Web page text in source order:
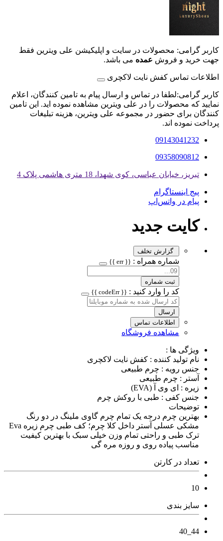
کاربر گرامی: محصولات در سایت و اپلیکیشن علی ویترین فقط
جهت خرید و فروش عمده می باشد.
اطلاعات تماس کفش نایت لاکچری
کاربر گرامی:لطفا در تماس و ارسال پیام به تامین کنندگان، اعلام
نمایید که محصولات را در علی ویترین مشاهده نموده اید. این تامین
کنندگان برای حضور در مجموعه علی ویترین، هزینه تبلیغات
پرداخت نموده اند.
09143041232
09358090812
تبریز، خیابان عباسی، کوی شهدا، 18 متری هاشمی پلاک 4
پیج اینستاگرام
پیام در واتس‌اپ
کایت جدید
گزارش تخلف
شماره همراه : {{ err }}
ثبت شماره
کد را وارد کنید : {{ codeErr }}
ارسال
اطلاعات تماس
مشاهده فروشگاه
ویژگی ها :
نام تولید کننده : کفش نایت لاکچری
جنس رویه : چرم طبیعی
آستر : چرم طبیعی
زیره : ای وی آ (EVA)
جنس کفی : طبی با روکش چرم
توضیحات
بهترین چرم درجه یک تمام چرم گاوی ملینگ در دو رنگ
مشکی عسلی آستر داخل کلا چرم؛ کف طبی چرم زیره Eva
ترک طبی و راحتی تمام وزن خیلی سبک با بهترین کیفیت
مناسب پیاده روی و روزه مره گی
تعداد در کارتن
10
سایز بندی
44_40